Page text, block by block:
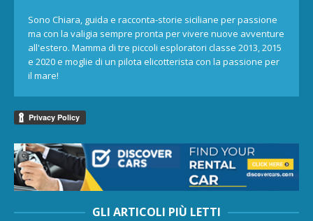
Sono Chiara, guida e racconta-storie siciliane per passione
ma con la valigia sempre pronta per vivere nuove avventure
all'estero. Mamma di tre piccoli esploratori classe 2013, 2015
e 2020 e moglie di un pilota elicotterista con la passione per
il mare!
GLI ARTICOLI PIÙ LETTI